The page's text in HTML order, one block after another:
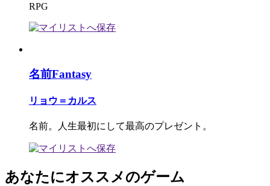
RPG
名前Fantasy
リョウ＝カルス
名前。人生最初にして最高のプレゼント。
あなたにオススメのゲーム